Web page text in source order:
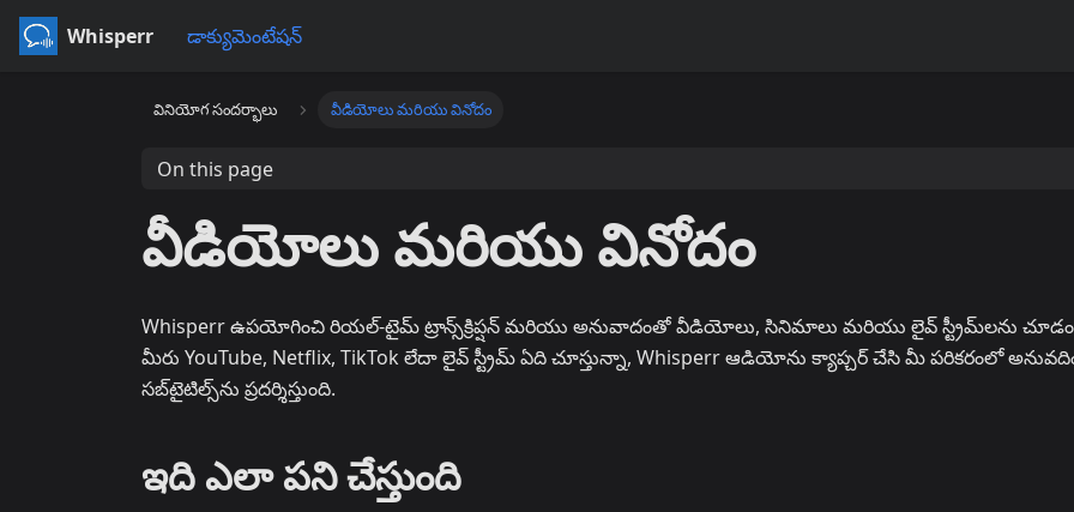
Whisperr డాక్యుమెంటేషన్
వినియోగ సందర్భాలు వీడియోలు మరియు వినోదం
On this page
వీడియోలు మరియు వినోదం
Whisperr ఉపయోగించి రియల్-టైమ్ ట్రాన్స్‌క్రిప్షన్ మరియు అనువాదంతో వీడియోలు, సినిమాలు మరియు లైవ్ స్ట్రీమ్‌లను
మీరు YouTube, Netflix, TikTok లేదా లైవ్ స్ట్రీమ్ ఏది చూస్తున్నా, Whisperr ఆడియోను క్యాప్చర్ చేసి మీ పరికరంలో
సబ్‌టైటిల్స్‌ను ప్రదర్శిస్తుంది.
ఇది ఎలా పని చేస్తుంది